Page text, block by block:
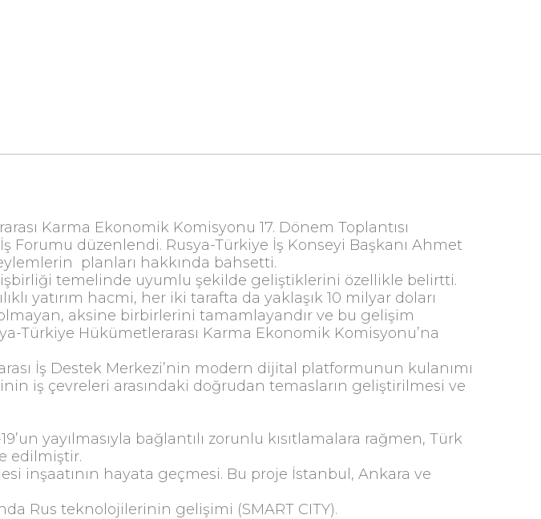
Karma Ekonomik Komisyonu 17. Dönem Toplantısı
Forumu düzenlendi. Rusya-Türkiye İş Konseyi Başkanı Ahmet
planları hakkında bahsetti.
işbirliği temelinde uyumlu şekilde geliştiklerini özellikle belirtti.
yatırım hacmi, her iki tarafta da yaklaşık 10 milyar doları
aksine birbirlerini tamamlayandır ve bu gelişim
Türkiye Hükümetlerarası Karma Ekonomik Komisyonu’na
İş Destek Merkezi’nin modern dijital platformunun kulanımı
iş çevreleri arasındaki doğrudan temasların geliştirilmesi ve
yayılmasıyla bağlantılı zorunlu kısıtlamalara rağmen, Türk
edilmiştir.
inşaatının hayata geçmesi. Bu proje İstanbul, Ankara ve
Rus teknolojilerinin gelişimi (SMART CITY).